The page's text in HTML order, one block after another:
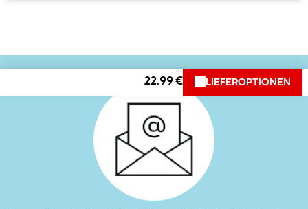
22.99 € LIEFEROPTIONEN